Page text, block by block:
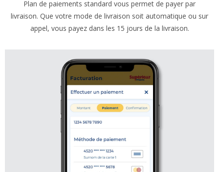
Plan de paiements standard vous permet de payer par
livraison. Que votre mode de livraison soit automatique ou sur
appel, vous payez dans les 15 jours de la livraison.